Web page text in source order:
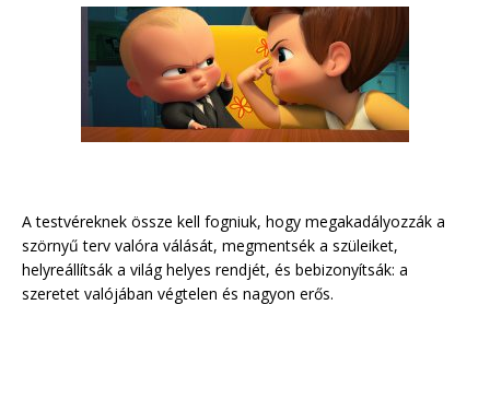
A testvéreknek össze kell fogniuk, hogy megakadályozzák a
szörnyű terv valóra válását, megmentsék a szüleiket,
helyreállítsák a világ helyes rendjét, és bebizonyítsák: a
szeretet valójában végtelen és nagyon erős.